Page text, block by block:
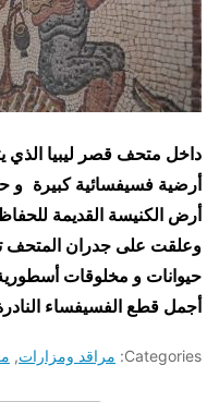
داخل متحف قصر ليبيا
أرض الكنيسة القديمة
وعلقت على جدران المتحف
حيوانات و مخلوقات
أجمل قطع الفسيفساء
Categories: مراقد ومزارات,